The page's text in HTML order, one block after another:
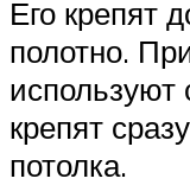
Его крепят
полотно.
используют
крепят
потолка.